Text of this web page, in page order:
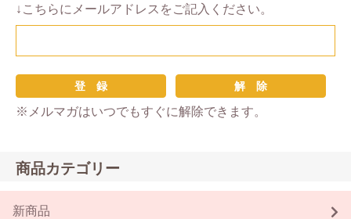
↓こちらにメールアドレスをご記入ください。
※メルマガはいつでもすぐに解除できます。
商品カテゴリー
新商品